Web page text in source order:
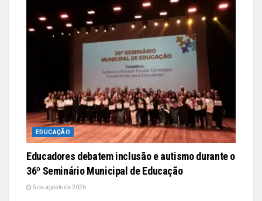
EDUCAÇÃO
Educadores debatem inclusão e autismo durante o
36º Seminário Municipal de Educação
5 de agosto de 2026